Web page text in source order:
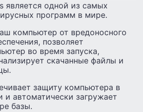
является одной из самых
программ в мире.
компьютер от вредоносного
позволяет
во время запуска,
скачанные файлы и
защиту компьютера в
и автоматически загружает
базы.